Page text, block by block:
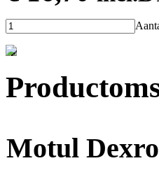
Motul